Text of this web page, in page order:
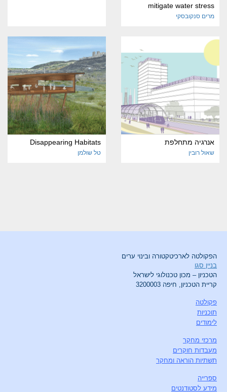
mitigate water stress
מרים סנקובסקי
אנרגיה מתחלפת
שאול רובין
Disappearing Habitats
טל שולמן
הפקולטה לארכיטקטורה ובינוי ערים
בניין סגו
הטכניון – מכון טכנולוגי לישראל
קריית הטכניון, חיפה 3200003
פקולטה
תוכניות
לימודים
מרכזי מחקר
מעבדות חוקרים
תשתיות הוראה ומחקר
ספרייה
מידע לסטודנטים